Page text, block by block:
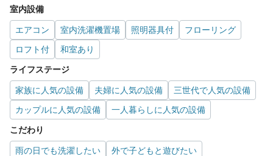
室内設備
エアコン 室内洗濯機置場 照明器具付
フローリング
ロフト付
和室あり
ライフステージ
家族に人気の設備 夫婦に人気の設備
三世代で人気の設備
カップルに人気の設備
一人暮らしに人気の設備
こだわり
雨の日でも洗濯したい
外で子どもと遊びたい